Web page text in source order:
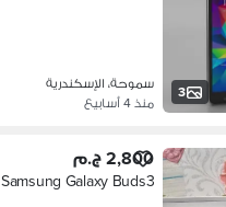
3
سموحة، الإسكندرية
منذ 4 أسابيع
2,800 ج.م
Samsung Galaxy Buds3